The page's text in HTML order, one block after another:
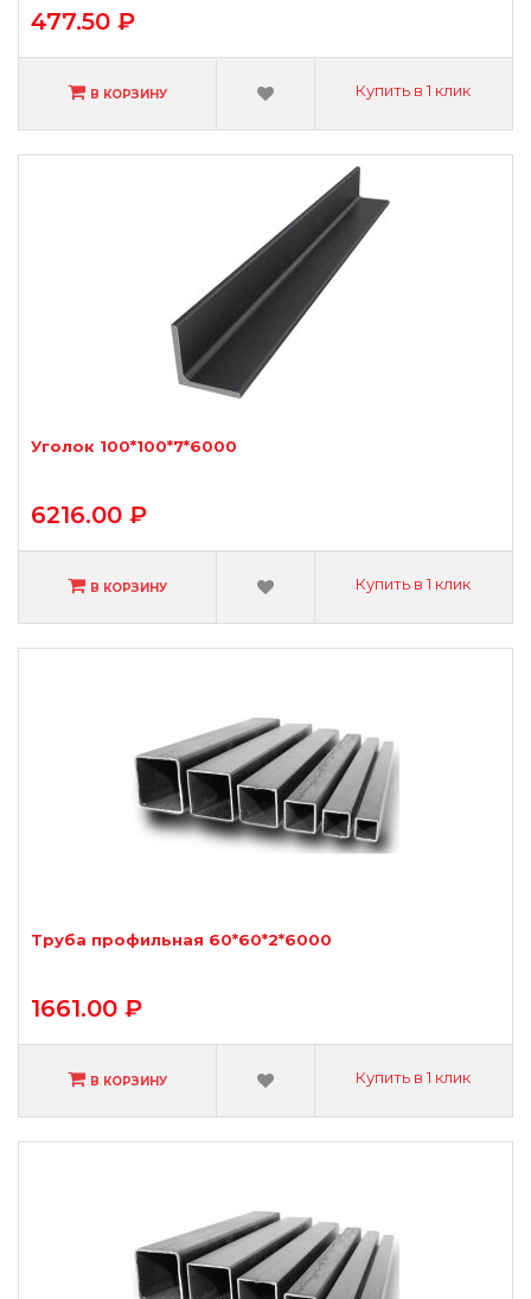
477.50 ₽
В КОРЗИНУ Купить в 1 клик
Уголок 100*100*7*6000
6216.00 ₽
В КОРЗИНУ Купить в 1 клик
Труба профильная 60*60*2*6000
1661.00 ₽
В КОРЗИНУ Купить в 1 клик